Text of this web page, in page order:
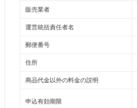
販売業者
運営統括責任者名
郵便番号
住所
商品代金以外の料金の説明
申込有効期限